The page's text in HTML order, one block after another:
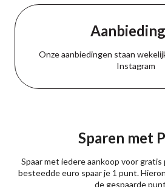
Onze aanbiedingen staan
Instagram
Sparen met
Spaar met iedere aankoop voor
besteedde euro spaar je 1 punt.
de gespaarde